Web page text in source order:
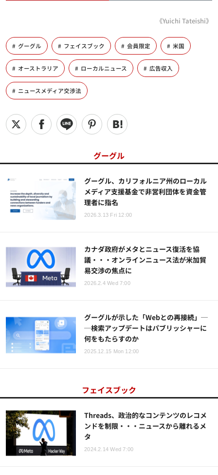
《Yuichi Tateishi》
グーグル フェイスブック 会員限定 米国
オーストラリア ローカルニュース 広告収入
ニュースメディア交渉法
グーグル
グーグル、カリフォルニア州のローカル
メディア支援基金で非営利団体を資金管
理者に指名
2026.3.13 Fri 12:00
カナダ政府がメタとニュース復活を協
議・・・オンラインニュース法が米加貿
易交渉の焦点に
2026.2.4 Wed 7:00
グーグルが示した「Webとの再接続」─
─検索アップデートはパブリッシャーに
何をもたらすのか
2025.12.15 Mon 12:00
フェイスブック
Threads、政治的なコンテンツのレコメ
ンドを制限・・・ニュースから離れるメ
タ
2024.2.14 Wed 7:00